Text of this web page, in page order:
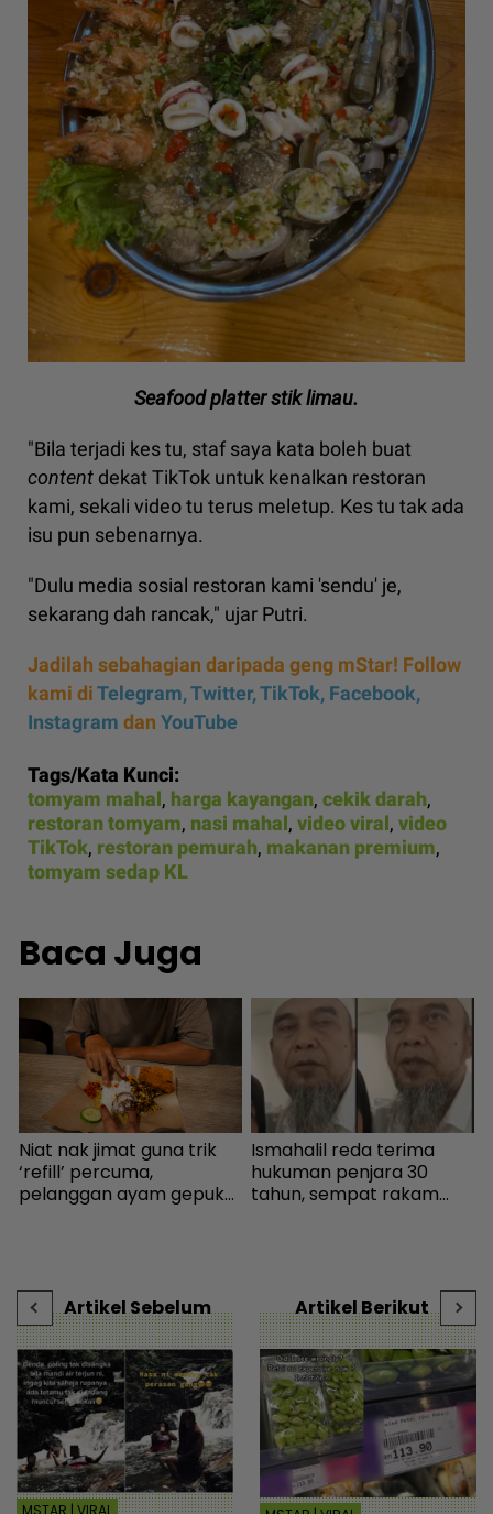
Seafood platter stik limau.
"Bila terjadi kes tu, staf saya kata boleh buat
content dekat TikTok untuk kenalkan restoran
kami, sekali video tu terus meletup. Kes tu tak ada
isu pun sebenarnya.
"Dulu media sosial restoran kami 'sendu' je,
sekarang dah rancak," ujar Putri.
Jadilah sebahagian daripada geng mStar! Follow
kami diTelegram,Twitter,TikTok, Facebook,
Instagram dan YouTube
Tags/Kata Kunci:
tomyam mahal, harga kayangan, cekik darah,
restoran tomyam, nasi mahal, video viral, video
TikTok, restoran pemurah, makanan premium,
tomyam sedap KL
Baca Juga
Niat nak jimat guna trik
‘refill’ percuma,
pelanggan ayam gepuk
Ismahalil reda terima
hukuman penjara 30
tahun, sempat rakam
Artikel Sebelum
MSTAR | VIRAL
Artikel Berikut